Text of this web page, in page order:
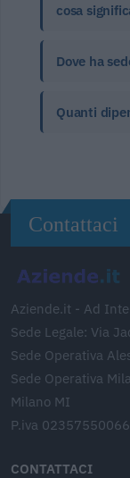
cosa
Dove ha
Quanti
Contattaci
Aziende.it - Ad
Sede Legale: Via
Sede Operativa
Sede Operativa
Milano MI
P.iva 02357550066
CONTATTACI